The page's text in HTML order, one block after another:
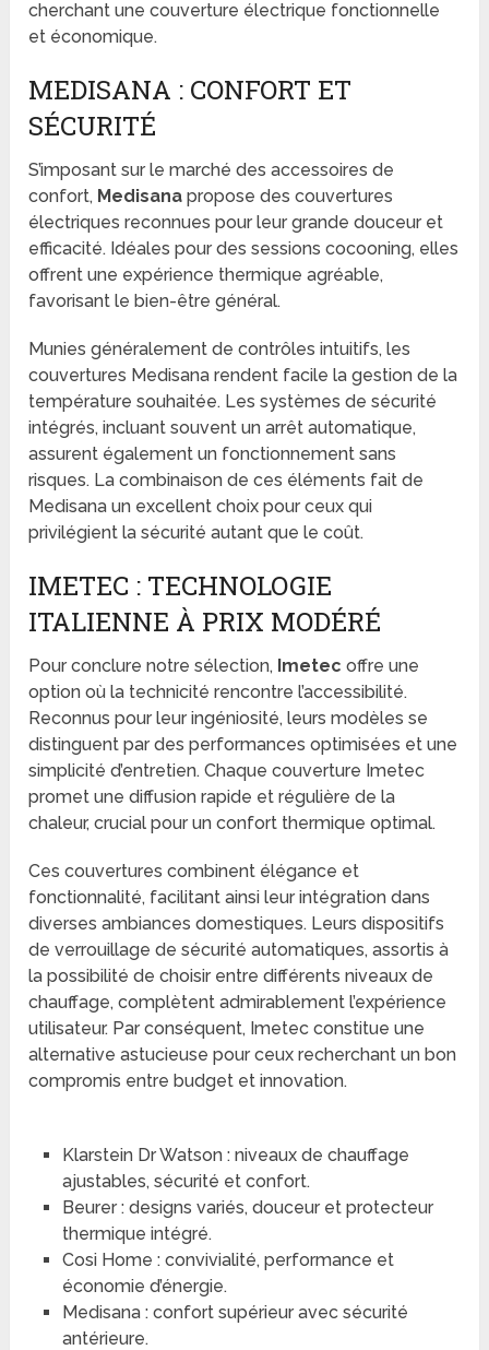
cherchant une couverture électrique fonctionnelle
et économique.
MEDISANA : CONFORT ET
SÉCURITÉ
S’imposant sur le marché des accessoires de
confort, Medisana propose des couvertures
électriques reconnues pour leur grande douceur et
efficacité. Idéales pour des sessions cocooning, elles
offrent une expérience thermique agréable,
favorisant le bien-être général.
Munies généralement de contrôles intuitifs, les
couvertures Medisana rendent facile la gestion de la
température souhaitée. Les systèmes de sécurité
intégrés, incluant souvent un arrêt automatique,
assurent également un fonctionnement sans
risques. La combinaison de ces éléments fait de
Medisana un excellent choix pour ceux qui
privilégient la sécurité autant que le coût.
IMETEC : TECHNOLOGIE
ITALIENNE À PRIX MODÉRÉ
Pour conclure notre sélection, Imetec offre une
option où la technicité rencontre l’accessibilité.
Reconnus pour leur ingéniosité, leurs modèles se
distinguent par des performances optimisées et une
simplicité d’entretien. Chaque couverture Imetec
promet une diffusion rapide et régulière de la
chaleur, crucial pour un confort thermique optimal.
Ces couvertures combinent élégance et
fonctionnalité, facilitant ainsi leur intégration dans
diverses ambiances domestiques. Leurs dispositifs
de verrouillage de sécurité automatiques, assortis à
la possibilité de choisir entre différents niveaux de
chauffage, complètent admirablement l’expérience
utilisateur. Par conséquent, Imetec constitue une
alternative astucieuse pour ceux recherchant un bon
compromis entre budget et innovation.
Klarstein Dr Watson : niveaux de chauffage
ajustables, sécurité et confort.
Beurer : designs variés, douceur et protecteur
thermique intégré.
Cosi Home : convivialité, performance et
économie d’énergie.
Medisana : confort supérieur avec sécurité
antérieure.